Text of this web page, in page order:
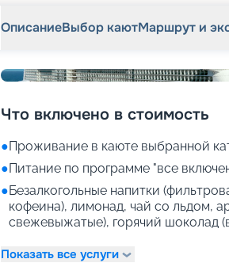
ОписаниеВыбор каютМаршрут и
Что включено в стоимость
●Проживание в каюте выбранной
●Питание по программе "все
●Безалкогольные напитки
кофеина), лимонад, чай со льдом,
свежевыжатые), горячий шоколад
Показать все услуги